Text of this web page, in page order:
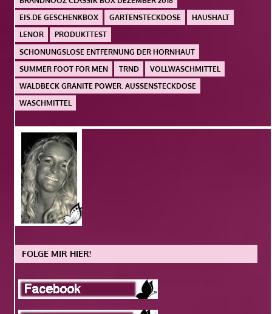
EIS.DE GESCHENKBOX
GARTENSTECKDOSE
HAUSHALT
LENOR
PRODUKTTEST
SCHONUNGSLOSE ENTFERNUNG DER HORNHAUT
SUMMER FOOT FOR MEN
TRND
VOLLWASCHMITTEL
WALDBECK GRANITE POWER. AUSSENSTECKDOSE
WASCHMITTEL
FOLGE MIR HIER!